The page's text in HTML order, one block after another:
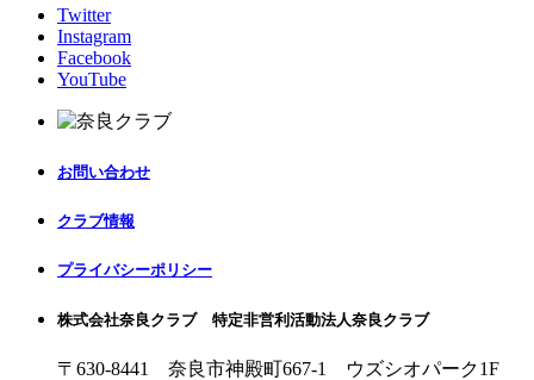
Twitter
Instagram
Facebook
YouTube
お問い合わせ
クラブ情報
プライバシーポリシー
株式会社奈良クラブ 特定非営利活動法人奈良クラブ
〒630-8441 奈良市神殿町667-1
ウズシオパーク1F